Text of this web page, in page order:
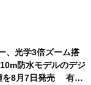
、光学3倍ズーム搭
防水モデルのデジ
を8月7日発売 有効